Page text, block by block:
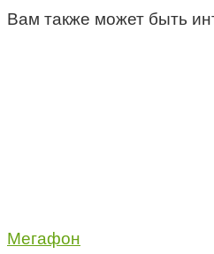
Вам также может быть
Мегафон